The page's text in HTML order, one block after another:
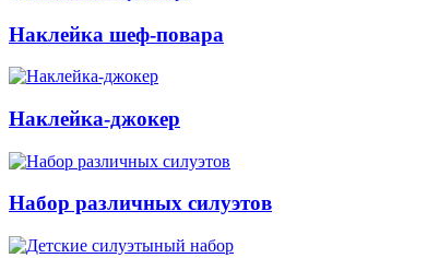
Наклейка шеф-повара
Наклейка-джокер
Набор различных силуэтов